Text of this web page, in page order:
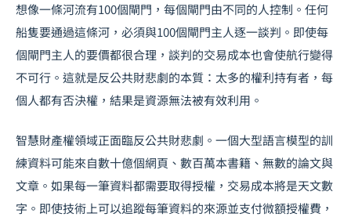
想像一條河流有100個閘門，每個閘門由不同的人控制。任何
船隻要通過這條河，必須與100個閘門主人逐一談判。即使每
個閘門主人的要價都很合理，談判的交易成本也會使航行變得
不可行。這就是反公共財悲劇的本質：太多的權利持有者，每
個人都有否決權，結果是資源無法被有效利用。
智慧財產權領域正面臨反公共財悲劇。一個大型語言模型的訓
練資料可能來自數十億個網頁、數百萬本書籍、無數的論文與
文章。如果每一筆資料都需要取得授權，交易成本將是天文數
字。即使技術上可以追蹤每筆資料的來源並支付微額授權費，